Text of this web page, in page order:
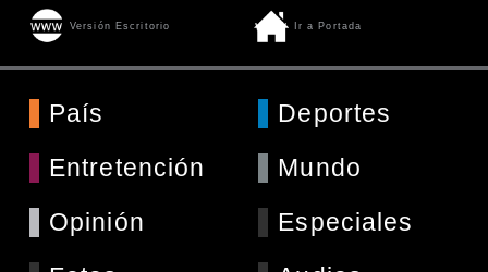
Versión Escritorio Ir a Portada
País
Deportes
Entretención
Mundo
Opinión
Especiales